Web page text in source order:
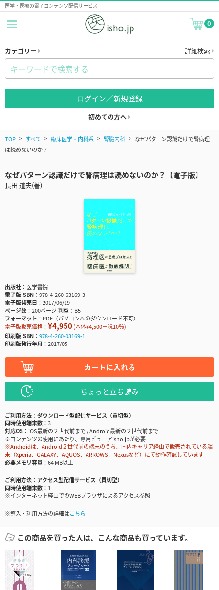
医学・医療の電子コンテンツ配信サービス
0
カテゴリー 詳細検索
ログイン／新規登録
初めての方へ
TOP すべて 臨床医学・内科系 腎臓内科
なぜパターン認識だけで腎病理
は読めないのか？
なぜパターン認識だけで腎病理は読めないのか？【電子版】
長田 道夫(著)
出版社
医学書院
電子版ISBN
978-4-260-63169-3
電子版発売日
2017/06/19
ページ数
200ページ判型
B5
フォーマット
PDF（パソコンへのダウンロード不可）
電子版販売価格： ¥4,950(本体¥4,500＋税10％)
印刷版ISBN
978-4-260-03169-1
印刷版発行年月
2017/05
カートに入れる
ちょっと立ち読み
ご利用方法
ダウンロード型配信サービス（買切型）
同時使用端末数
3
対応OS
iOS最新の２世代前まで / Android最新の２世代前まで
※コンテンツの使用にあたり、専用ビューアisho.jpが必要
※Androidは、Android２世代前の端末のうち、国内キャリア経由で販売されている端
末（Xperia、GALAXY、AQUOS、ARROWS、Nexusなど）にて動作確認しています
必要メモリ容量
64 MB以上
ご利用方法
アクセス型配信サービス（買切型）
同時使用端末数
1
※インターネット経由でのWEBブラウザによるアクセス参照
※導入・利用方法の詳細はこちら
この商品を買った人は、こんな商品も買っています。